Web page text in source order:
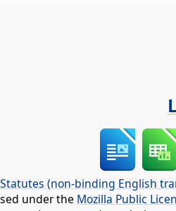
Statutes (non-binding English
under the Mozilla Public